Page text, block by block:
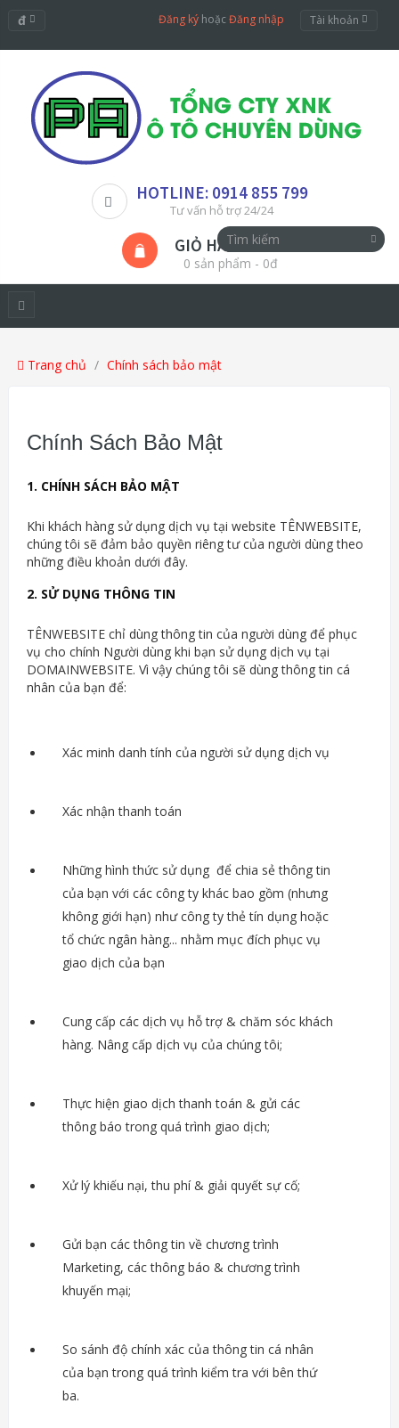
đ Đăng ký hoặcĐăng nhập Tài khoản
HOTLINE: 0914 855 799
Tư vấn hỗ trợ 24/24
GIỎ HÀNG
0 sản phẩm - 0đ
Trang chủ Chính sách bảo mật
Chính Sách Bảo Mật
1. CHÍNH SÁCH BẢO MẬT
Khi khách hàng sử dụng dịch vụ tại website TÊNWEBSITE,
chúng tôi sẽ đảm bảo quyền riêng tư của người dùng theo
những điều khoản dưới đây.
2. SỬ DỤNG THÔNG TIN
TÊNWEBSITE chỉ dùng thông tin của người dùng để phục
vụ cho chính Người dùng khi bạn sử dụng dịch vụ tại
DOMAINWEBSITE. Vì vậy chúng tôi sẽ dùng thông tin cá
nhân của bạn để:
Xác minh danh tính của người sử dụng dịch vụ
Xác nhận thanh toán
Những hình thức sử dụng để chia sẻ thông tin
của bạn với các công ty khác bao gồm (nhưng
không giới hạn) như công ty thẻ tín dụng hoặc
tổ chức ngân hàng... nhằm mục đích phục vụ
giao dịch của bạn
Cung cấp các dịch vụ hỗ trợ & chăm sóc khách
hàng. Nâng cấp dịch vụ của chúng tôi;
Thực hiện giao dịch thanh toán & gửi các
thông báo trong quá trình giao dịch;
Xử lý khiếu nại, thu phí & giải quyết sự cố;
Gửi bạn các thông tin về chương trình
Marketing, các thông báo & chương trình
khuyến mại;
So sánh độ chính xác của thông tin cá nhân
của bạn trong quá trình kiểm tra với bên thứ
ba.